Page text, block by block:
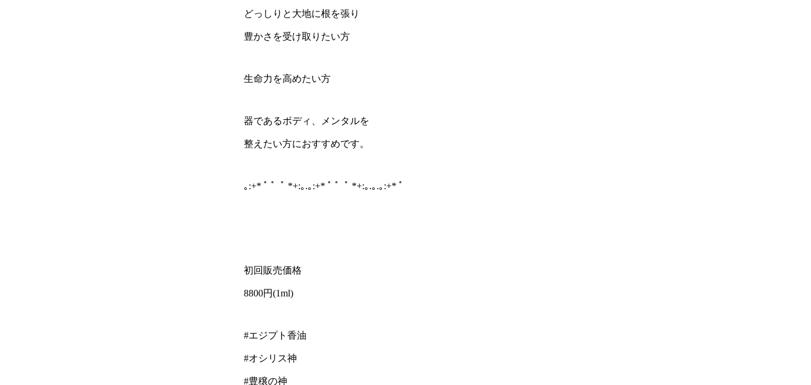
どっしりと大地に根を張り
豊かさを受け取りたい方
生命力を高めたい方
器であるボディ、メンタルを
整えたい方におすすめです。
｡:+* ﾟ ゜ﾟ *+:｡.｡:+* ﾟ ゜ﾟ *+:｡.｡.｡:+* ﾟ
初回販売価格
8800円(1ml)
#エジプト香油
#オシリス神
#豊穣の神